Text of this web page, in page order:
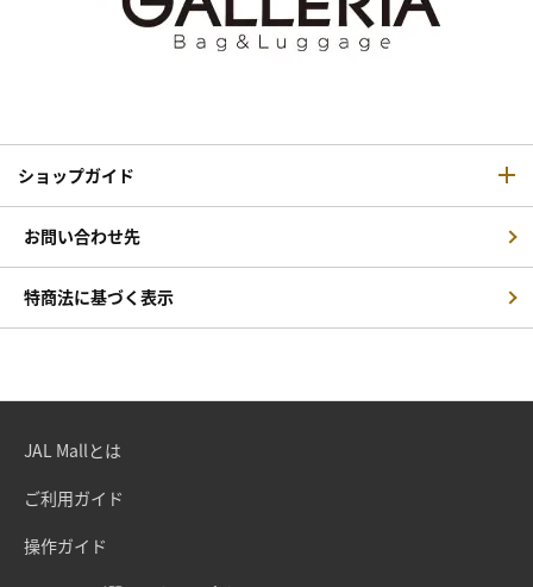
ショップガイド
お問い合わせ先
特商法に基づく表示
JAL Mallとは
ご利用ガイド
操作ガイド